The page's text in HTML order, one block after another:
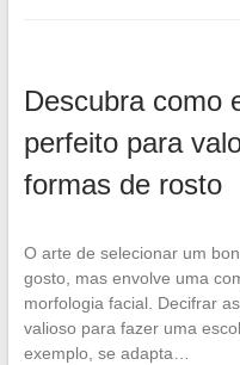
Descubra como
perfeito para
formas de rosto
O arte de selecionar um
gosto, mas envolve uma
morfologia facial. Decifrar
valioso para fazer uma
exemplo, se adapta…